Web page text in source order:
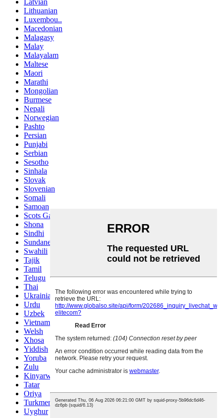
Lithuanian
Luxembou..
Macedonian
Malagasy
Malay
Malayalam
Maltese
Maori
Marathi
Mongolian
Burmese
Nepali
Norwegian
Pashto
Persian
Punjabi
Serbian
Sesotho
Sinhala
Slovak
Slovenian
Somali
Samoan
Scots Gaelic
Shona
Sindhi
Sundanese
Swahili
Tajik
Tamil
Telugu
Thai
Ukrainian
Urdu
Uzbek
Vietnamese
Welsh
Xhosa
Yiddish
Yoruba
Zulu
Kinyarwanda
Tatar
Oriya
Turkmen
Uyghur